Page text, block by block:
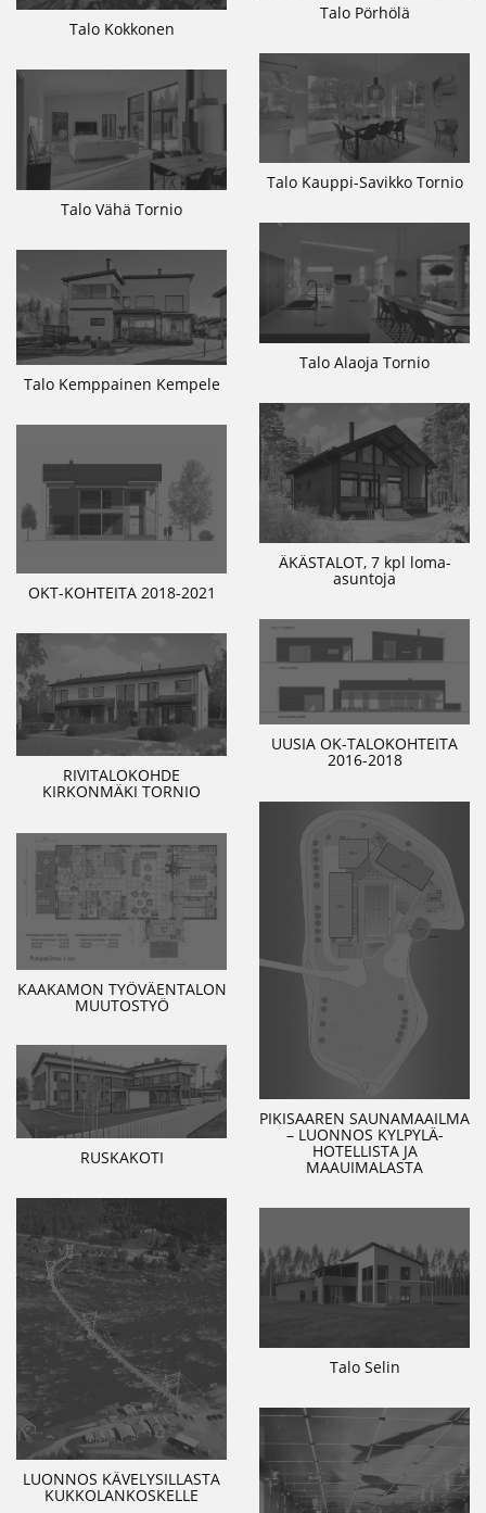
Talo Pörhölä
Talo Kokkonen
Talo Kauppi-Savikko Tornio
Talo Vähä Tornio
Talo Alaoja Tornio
Talo Kemppainen Kempele
ÄKÄSTALOT, 7 kpl loma-
asuntoja
OKT-KOHTEITA 2018-2021
UUSIA OK-TALOKOHTEITA
2016-2018
RIVITALOKOHDE
KIRKONMÄKI TORNIO
PIKISAAREN SAUNAMAAILMA
– LUONNOS KYLPYLÄ-
HOTELLISTA JA
MAAUIMALASTA
KAAKAMON TYÖVÄENTALON
MUUTOSTYÖ
RUSKAKOTI
LUONNOS KÄVELYSILLASTA
KUKKOLANKOSKELLE
Talo Selin